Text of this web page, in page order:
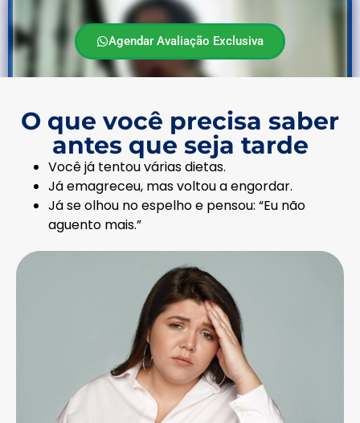
Agendar Avaliação Exclusiva
O que você precisa saber
antes que seja tarde
Você já tentou várias dietas.
Já emagreceu, mas voltou a engordar.
Já se olhou no espelho e pensou: “Eu não
aguento mais.”